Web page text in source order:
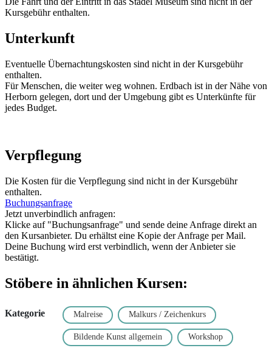
Kursgebühr enthalten.
Unterkunft
Eventuelle Übernachtungskosten sind nicht in der Kursgebühr
enthalten.
Für Menschen, die weiter weg wohnen. Erdbach ist in der Nähe von
Herborn gelegen, dort und der Umgebung gibt es Unterkünfte für
jedes Budget.
Verpflegung
Die Kosten für die Verpflegung sind nicht in der Kursgebühr
enthalten.
Buchungsanfrage
Jetzt unverbindlich anfragen:
Klicke auf "Buchungsanfrage" und sende deine Anfrage direkt an
den Kursanbieter. Du erhältst eine Kopie der Anfrage per Mail.
Deine Buchung wird erst verbindlich, wenn der Anbieter sie
bestätigt.
Stöbere in ähnlichen Kursen:
Kategorie Malreise Malkurs / Zeichenkurs
Bildende Kunst allgemein Workshop